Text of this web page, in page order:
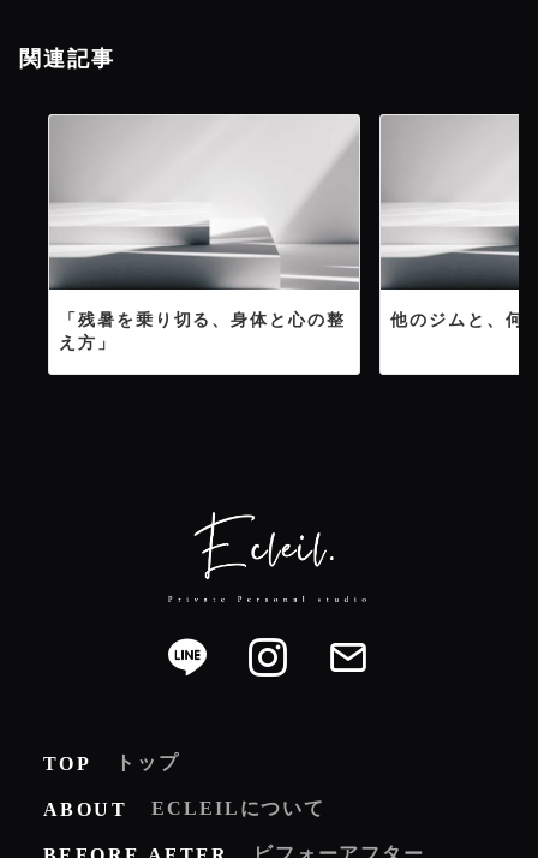
ー
関連記事
「残暑を乗り切る、身体と心の整
え方」
他のジムと、何
TOP トップ
ABOUT ECLEILについて